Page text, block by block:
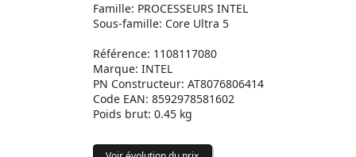
Famille: PROCESSEURS INTEL
Sous-famille: Core Ultra 5
Référence: 1108117080
Marque: INTEL
PN Constructeur: AT8076806414
Code EAN: 8592978581602
Poids brut: 0.45 kg